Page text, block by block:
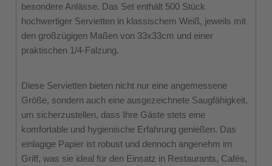
besondere Anlässe. Das Set enthält 500 Stück
hochwertiger Servietten in klassischem Weiß, jeweils mit
den großzügigen Maßen von 33x33cm und einer
praktischen 1/4-Falzung.
Diese Servietten bieten nicht nur eine angemessene
Größe, sondern auch eine ausgezeichnete Saugfähigkeit,
um sicherzustellen, dass Ihre Gäste stets eine
komfortable und hygienische Erfahrung genießen. Das
einlagige Papier ist robust und dennoch angenehm im
Griff, was sie ideal für den Einsatz in Restaurants, Cafés,